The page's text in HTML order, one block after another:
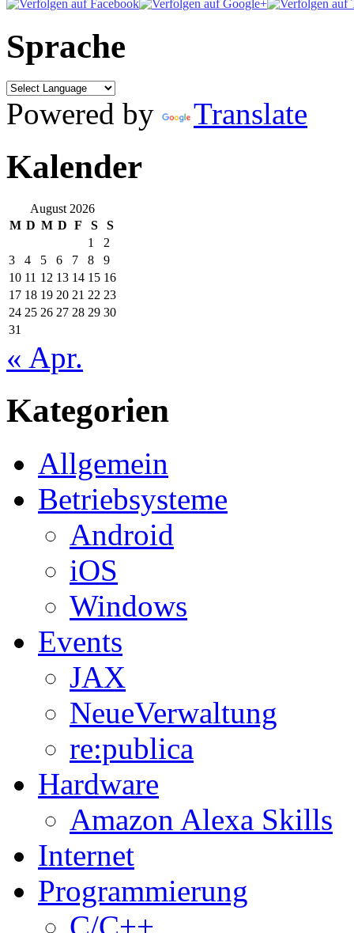
Sprache
Powered by Translate
Kalender
August 2026
M D M D F S
S
1
2
3
4 5 6 7 8
9
10 11 12 13 14 15 16
17 18 19 20 21 22 23
24 25 26 27 28 29 30
31
« Apr.
Kategorien
Allgemein
Betriebsysteme
Android
iOS
Windows
Events
JAX
NeueVerwaltung
re:publica
Hardware
Amazon Alexa Skills
Internet
Programmierung